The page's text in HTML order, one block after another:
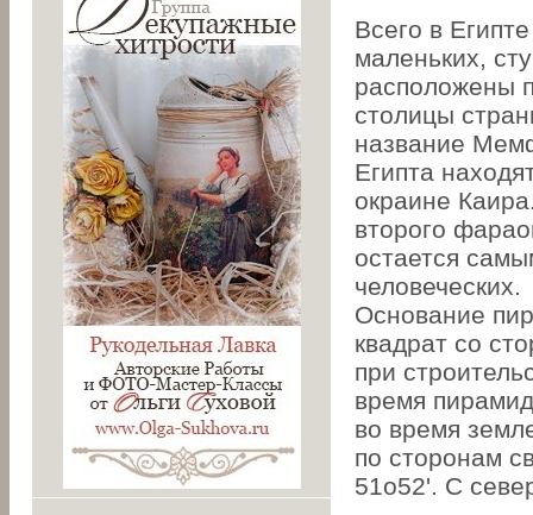
Всего в
маленьких,
расположены
столицы
название
Египта
окраине
второго
остается
человеческих.
Основание
квадрат со
при
время
во время
по сторонам
51o52'. С